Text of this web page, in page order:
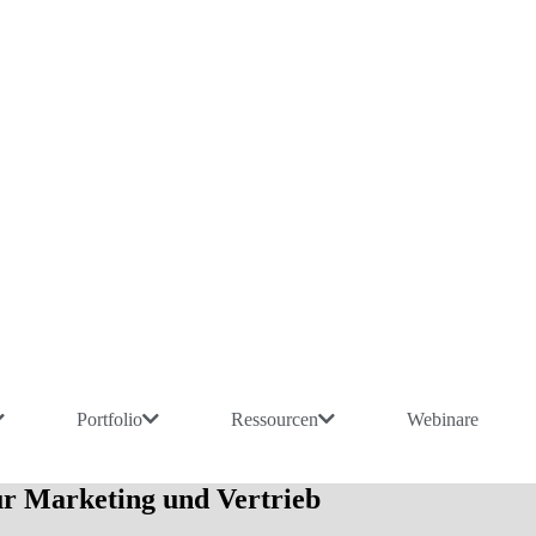
Portfolio Ressourcen Webinare
Marketing und Vertrieb